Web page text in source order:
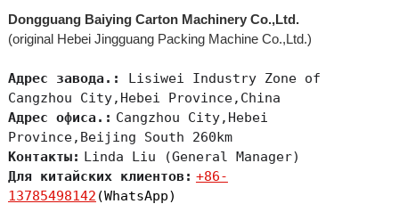
Dongguang Baiying Carton Machinery Co.,Ltd.
(original Hebei Jingguang Packing Machine Co.,Ltd.)
Адрес завода.:
Lisiwei Industry Zone of
Cangzhou City,Hebei Province,China
Адрес офиса.: Cangzhou City,Hebei
Province,Beijing South 260km
Контакты: Linda Liu (General Manager)
Для китайских клиентов: +86-
13785498142 (WhatsApp)